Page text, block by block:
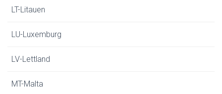
LT-Litauen
LU-Luxemburg
LV-Lettland
MT-Malta